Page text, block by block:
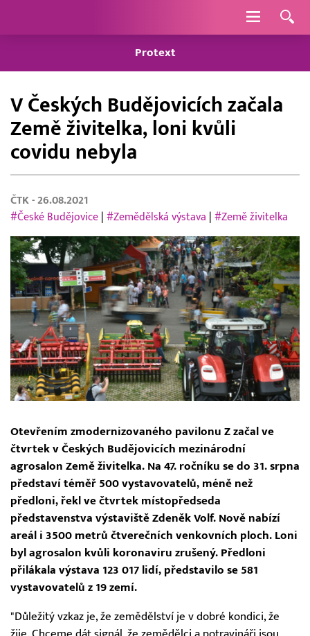
Navigace
Protext
V Českých Budějovicích začala
Země živitelka, loni kvůli
covidu nebyla
ČTK - 26.08.2021
#České Budějovice #Zemědělská výstava #Země živitelka
Otevřením zmodernizovaného pavilonu Z začal ve
čtvrtek v Českých Budějovicích mezinárodní
agrosalon Země živitelka. Na 47. ročníku se do 31. srpna
představí téměř 500 vystavovatelů, méně než
předloni, řekl ve čtvrtek místopředseda
představenstva výstaviště Zdeněk Volf. Nově nabízí
areál i 3500 metrů čtverečních venkovních ploch. Loni
byl agrosalon kvůli koronaviru zrušený. Předloni
přilákala výstava 123 017 lidí, představilo se 581
vystavovatelů z 19 zemí.
"Důležitý vzkaz je, že zemědělství je v dobré kondici, že